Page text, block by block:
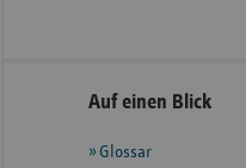
Seitennavigation
Seitenleiste
weiteren
Auf einen Blick
Glossar